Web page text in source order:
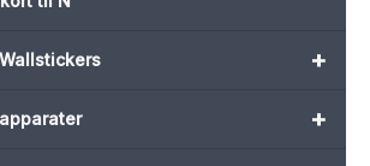
+
+